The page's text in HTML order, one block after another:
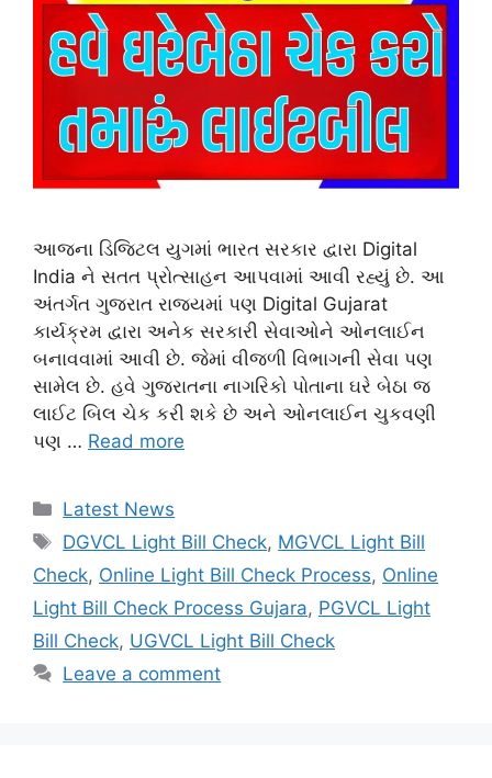
આજના ડિજિટલ યુગમાં ભારત સરકાર દ્વારા Digital
India ને સતત પ્રોત્સાહન આપવામાં આવી રહ્યું છે. આ
અંતર્ગત ગુજરાત રાજ્યમાં પણ Digital Gujarat
કાર્યક્રમ દ્વારા અનેક સરકારી સેવાઓને ઓનલાઈન
બનાવવામાં આવી છે. જેમાં વીજળી વિભાગની સેવા પણ
સામેલ છે. હવે ગુજરાતના નાગરિકો પોતાના ઘરે બેઠા જ
લાઈટ બિલ ચેક કરી શકે છે અને ઓનલાઈન ચુકવણી
પણ … Read more
Categories
Latest News
Tags
DGVCL Light Bill Check, MGVCL Light Bill
Check, Online Light Bill Check Process, Online
Light Bill Check Process Gujara, PGVCL Light
Bill Check, UGVCL Light Bill Check
Leave a comment